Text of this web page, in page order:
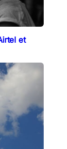
et